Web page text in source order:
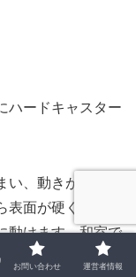
ハードキャスター
、動きが重くな
面が硬く、カー
動けます。和室で
こちらを選びまし
お問い合わせ 運営者情報